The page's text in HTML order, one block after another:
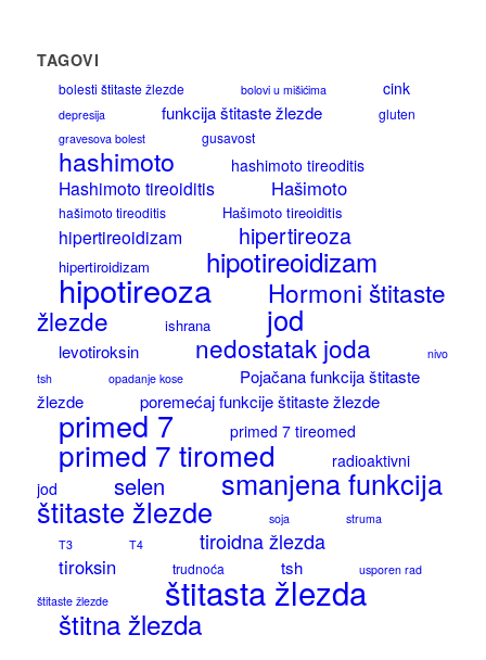
TAGOVI
bolesti štitaste žlezde bolovi u mišićima cink
depresija funkcija štitaste žlezde gluten
gravesova bolest gusavost
hashimoto hashimoto tireoditis
Hashimoto tireoiditis Hašimoto
hašimoto tireoditis Hašimoto tireoiditis
hipertireoidizam hipertireoza
hipertiroidizam hipotireoidizam
hipotireoza
Hormoni štitaste
žlezde
ishrana jod
levotiroksin nedostatak joda
nivo
tsh
opadanje kose
Pojačana funkcija štitaste
žlezde
poremećaj funkcije štitaste žlezde
primed 7 primed 7 tireomed
primed 7 tiromed
radioaktivni
jod
selen smanjena funkcija
štitaste žlezde soja
struma
T3
T4 tiroidna žlezda
tiroksin trudnoća tsh
usporen rad
štitaste žlezde
štitasta žlezda
štitna žlezda